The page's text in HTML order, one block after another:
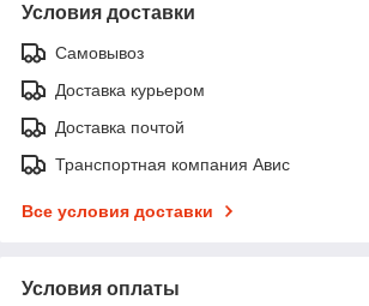
Условия доставки
Самовывоз
Доставка курьером
Доставка почтой
Транспортная компания Авис
Все условия доставки
Условия оплаты